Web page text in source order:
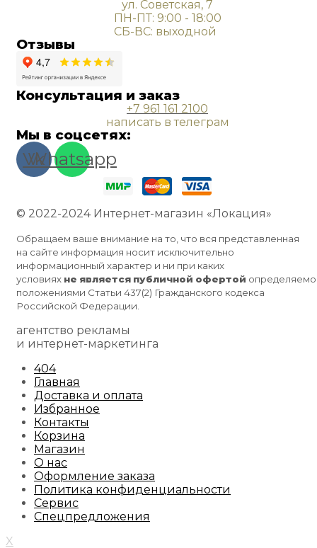
ул. Советская, 7
ПН-ПТ: 9:00 - 18:00
СБ-ВС: выходной
Отзывы
Консультация и заказ
+7 961 161 2100
написать в телеграм
Мы в соцсетях:
Vk
Whatsapp
© 2022-2024 Интернет-магазин «Локация»
Обращаем ваше внимание на то, что вся представленная
на сайте информация носит исключительно
информационный характер и ни при каких
условиях не является публичной офертой
положениями Статьи 437(2) Гражданского кодекса
Российской Федерации.
агентство рекламы
и интернет-маркетинга
404
Главная
Доставка и оплата
Избранное
Контакты
Корзина
Магазин
О нас
Оформление заказа
Политика конфиденциальности
Сервис
Спецпредложения
X